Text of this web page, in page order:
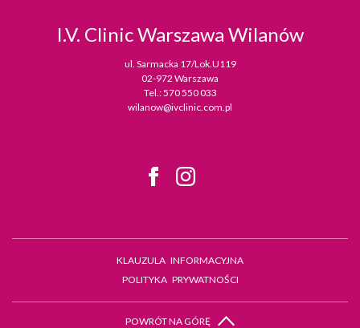
I.V. ClinicWarszawa Wilanów
ul. Sarmacka 17/Lok.U119
02-972 Warszawa
Tel.:570 550 033
wilanow@ivclinic.com.pl
KLAUZULA INFORMACYJNA
POLITYKA PRYWATNOŚCI
POWRÓT NA GÓRĘ